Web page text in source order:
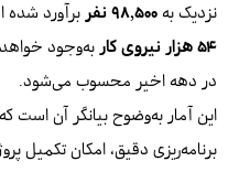
نزدیک به ۹۸,۵۰۰ نفر
برآورد شده
۵۴ هزار نیروی کار
به‌وجود
در دهه اخیر محسوب می‌شود.
این آمار به‌وضوح بیانگر آن است
برنامه‌ریزی دقیق، امکان تکمیل